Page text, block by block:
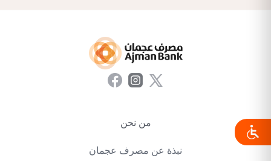
من نحن
نبذة عن مصرف عجمان